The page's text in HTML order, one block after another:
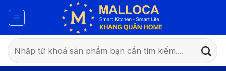
qua
dung
Tìm
kiếm: